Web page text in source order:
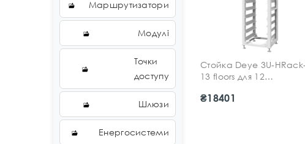
Маршрутизатори
Модулі
Точки
доступу
Шлюзи
Енергосистеми
Стойка Deye 3U-
13 floors для 12
₴18401